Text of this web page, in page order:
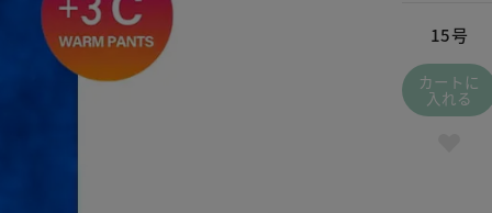
15号
カートに
入れる